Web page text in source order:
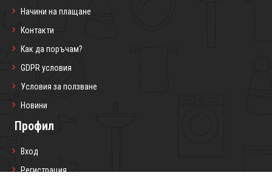
Начини на плащане
Контакти
Как да поръчам?
GDPR условия
Условия за ползване
Новини
Профил
Вход
Регистрация